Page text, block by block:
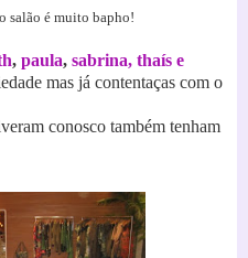
salão é muito bapho!
, paula, sabrina, thaís e
mas já contentaças com o
conosco também tenham